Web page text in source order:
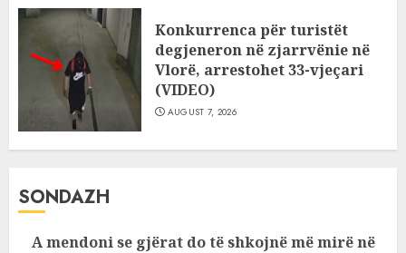
Konkurrenca për turistët
degjeneron në zjarrvënie në
Vlorë, arrestohet 33-vjeçari
(VIDEO)
AUGUST 7, 2026
SONDAZH
A mendoni se gjërat do të shkojnë më mirë në